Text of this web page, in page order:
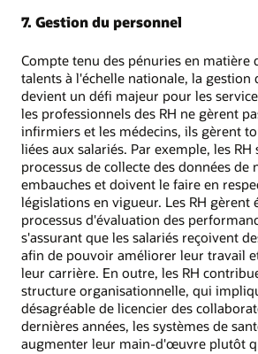
7. Gestion du personnel
Compte tenu des pénuries en matière
talents à l'échelle nationale, la gestion
devient un défi majeur pour les
les professionnels des RH ne gèrent
infirmiers et les médecins, ils gèrent
liées aux salariés. Par exemple, les
processus de collecte des données de
embauches et doivent le faire en
législations en vigueur. Les RH gèrent
processus d'évaluation des
s'assurant que les salariés reçoivent
afin de pouvoir améliorer leur travail
leur carrière. En outre, les RH
structure organisationnelle, qui
désagréable de licencier des
dernières années, les systèmes de
augmenter leur main-d'œuvre plutôt